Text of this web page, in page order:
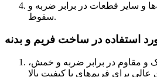
و سایر قطعات در برابر ضربه و
سقوط.
استفاده در ساخت فریم و بدنه
و مقاوم در برابر ضربه و خمش،